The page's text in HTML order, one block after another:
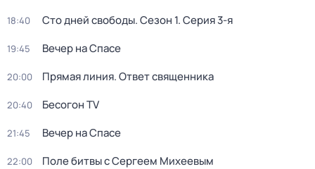
18:40 Сто дней свободы. Сезон 1. Серия 3-я
19:45 Вeчер на Спасe
20:00 Прямая линия. Ответ священника
20:40 Бесогон TV
21:45 Вeчер на Спасe
22:00 Поле битвы с Сергеем Михеевым